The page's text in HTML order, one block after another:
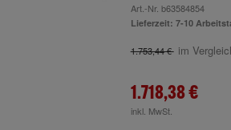
Art.-Nr. b63584854
Lieferzeit: 7-10
1.753,44 € im
1.718,38 €
inkl. MwSt.